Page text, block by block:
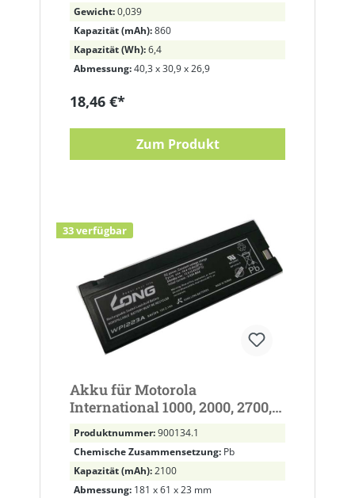
Gewicht:0,039
Kapazität (mAh):860
Kapazität (Wh):6,4
Abmessung:40,3 x 30,9 x 26,9
18,46 €*
Zum Produkt
33 verfügbar
Akku für Motorola
International 1000, 2000, 2700,
Nokia X12 Autotelefon 2100mAh
Produktnummer:900134.1
Chemische Zusammensetzung: Pb
Kapazität (mAh):2100
Abmessung: 181 x 61 x 23 mm